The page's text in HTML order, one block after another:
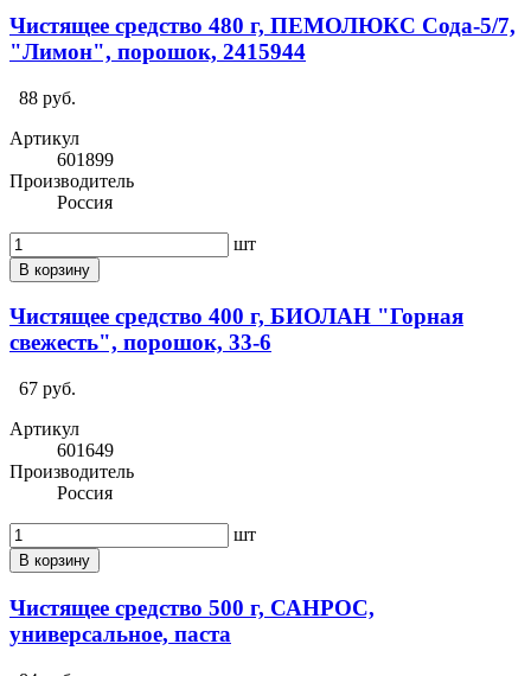
Чистящее средство 480 г, ПЕМОЛЮКС Сода-5/7,
"Лимон", порошок, 2415944
88 руб.
Артикул
601899
Производитель
Россия
шт
В корзину
Чистящее средство 400 г, БИОЛАН "Горная
свежесть", порошок, 33-6
67 руб.
Артикул
601649
Производитель
Россия
шт
В корзину
Чистящее средство 500 г, САНРОС,
универсальное, паста